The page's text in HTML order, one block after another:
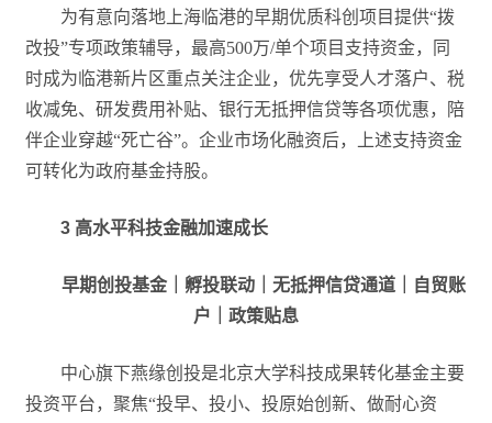
为有意向落地上海临港的早期优质科创项目提供“拨
改投”专项政策辅导，最高500万/单个项目支持资金，同
时成为临港新片区重点关注企业，优先享受人才落户、税
收减免、研发费用补贴、银行无抵押信贷等各项优惠，陪
伴企业穿越“死亡谷”。企业市场化融资后，上述支持资金
可转化为政府基金持股。
3 高水平科技金融加速成长
早期创投基金｜孵投联动｜无抵押信贷通道｜自贸账
户｜政策贴息
中心旗下燕缘创投是北京大学科技成果转化基金主要
投资平台，聚焦“投早、投小、投原始创新、做耐心资